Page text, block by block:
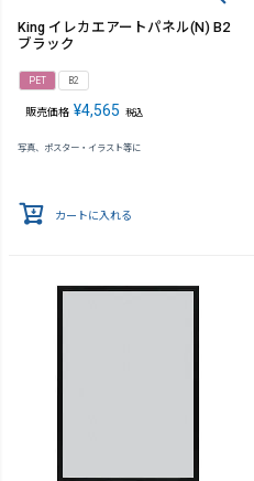
King イレカエアートパネル(N) B2
ブラック
PET B2
販売価格 ¥4,565 税込
写真、ポスター・イラスト等に
カートに入れる